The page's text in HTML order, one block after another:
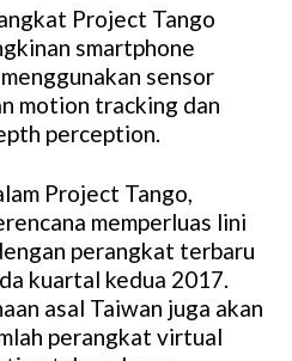
M
u
t
e
Project Tango
smartphone
sensor
motion tracking dan
perception.
Project Tango,
memperluas lini
perangkat terbaru
kuartal kedua 2017.
asal Taiwan juga akan
perangkat virtual